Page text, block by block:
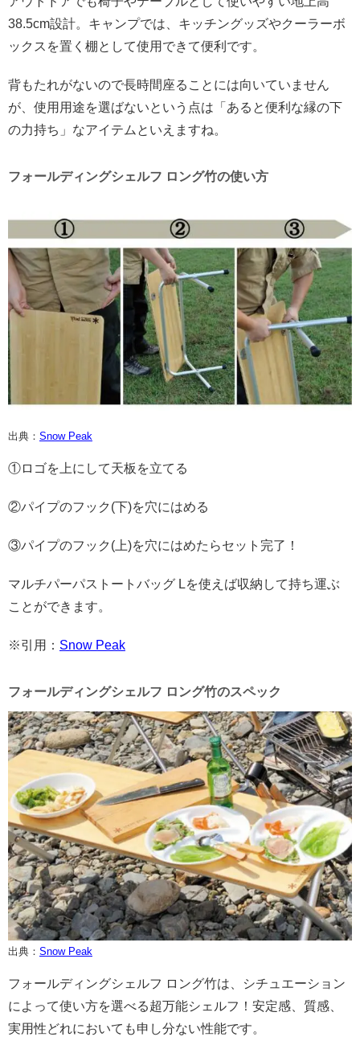
38.5cm設計。キャンプでは、キッチングッズやクーラーボ
ックスを置く棚として使用できて便利です。
背もたれがないので長時間座ることには向いていません
が、使用用途を選ばないという点は「あると便利な縁の下
の力持ち」なアイテムといえますね。
フォールディングシェルフ ロング竹の使い方
出典： Snow Peak
①ロゴを上にして天板を立てる
②パイプのフック(下)を穴にはめる
③パイプのフック(上)を穴にはめたらセット完了！
マルチパーパストートバッグ Lを使えば収納して持ち運ぶ
ことができます。
※引用： Snow Peak
フォールディングシェルフ ロング竹のスペック
出典： Snow Peak
フォールディングシェルフ ロング竹は、シチュエーション
によって使い方を選べる超万能シェルフ！安定感、質感、
実用性どれにおいても申し分ない性能です。